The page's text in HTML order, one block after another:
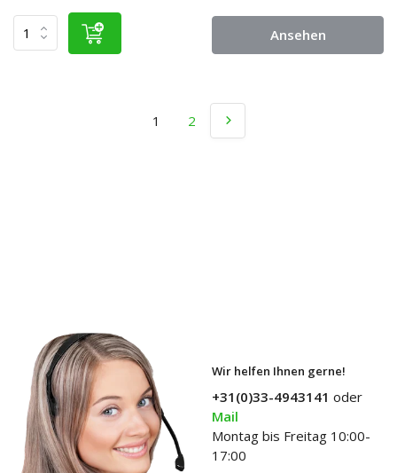
Ansehen
1 2
Wir helfen Ihnen gerne!
+31(0)33-4943141 oder
Mail
Montag bis Freitag 10:00-
17:00